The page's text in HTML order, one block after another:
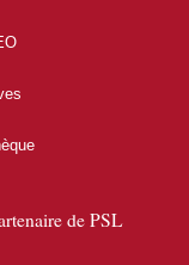
de PSL